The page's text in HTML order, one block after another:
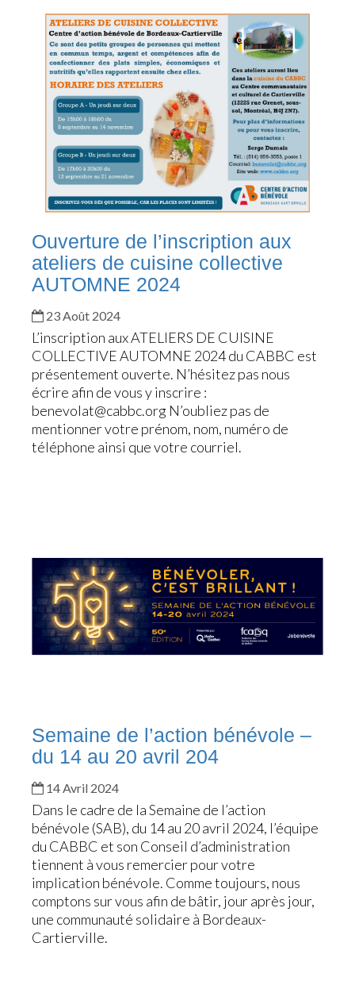
Ouverture de l’inscription aux
ateliers de cuisine collective
AUTOMNE 2024
23 Août 2024
L’inscription aux ATELIERS DE CUISINE
COLLECTIVE AUTOMNE 2024 du CABBC est
présentement ouverte. N’hésitez pas nous
écrire afin de vous y inscrire :
benevolat@cabbc.org N’oubliez pas de
mentionner votre prénom, nom, numéro de
téléphone ainsi que votre courriel.
Semaine de l’action bénévole –
du 14 au 20 avril 204
14 Avril 2024
Dans le cadre de la Semaine de l’action
bénévole (SAB), du 14 au 20 avril 2024, l’équipe
du CABBC et son Conseil d’administration
tiennent à vous remercier pour votre
implication bénévole. Comme toujours, nous
comptons sur vous afin de bâtir, jour après jour,
une communauté solidaire à Bordeaux-
Cartierville.